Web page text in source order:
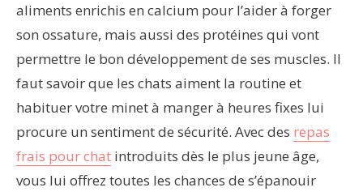
aliments enrichis en calcium pour l’aider à forger
son ossature, mais aussi des protéines qui vont
permettre le bon développement de ses muscles. Il
faut savoir que les chats aiment la routine et
habituer votre minet à manger à heures fixes lui
procure un sentiment de sécurité. Avec des repas
frais pour chat introduits dès le plus jeune âge,
vous lui offrez toutes les chances de s’épanouir